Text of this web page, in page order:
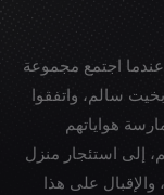
تأسيس نادي الوصل إلى عام 1960، عندما اجتمع مجموعة
سالم، واتفقوا
هواياتهم
إلى استئجار منزل
والإقبال على هذا